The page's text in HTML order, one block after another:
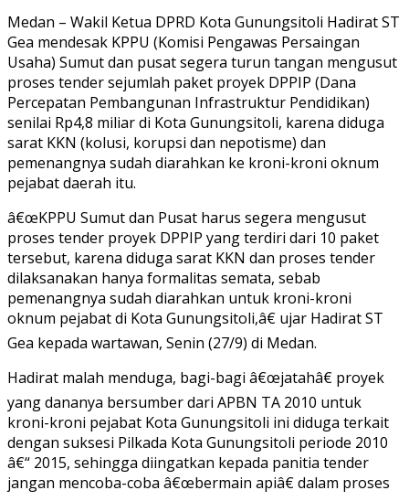
Proses
Tender
Proyek
DPPIP
Rp4,8
M
Sarat
KKN
Medan – Wakil Ketua DPRD Kota Gunungsitoli Hadirat ST
Gea mendesak KPPU (Komisi Pengawas Persaingan
Usaha) Sumut dan pusat segera turun tangan mengusut
proses tender sejumlah paket proyek DPPIP (Dana
Percepatan Pembangunan Infrastruktur Pendidikan)
senilai Rp4,8 miliar di Kota Gunungsitoli, karena diduga
sarat KKN (kolusi, korupsi dan nepotisme) dan
pemenangnya sudah diarahkan ke kroni-kroni oknum
pejabat daerah itu.
â€œKPPU Sumut dan Pusat harus segera mengusut
proses tender proyek DPPIP yang terdiri dari 10 paket
tersebut, karena diduga sarat KKN dan proses tender
dilaksanakan hanya formalitas semata, sebab
pemenangnya sudah diarahkan untuk kroni-kroni
oknum pejabat di Kota Gunungsitoli,â€ ujar Hadirat ST
Gea kepada wartawan, Senin (27/9) di Medan.
Hadirat malah menduga, bagi-bagi â€œjatahâ€ proyek
yang dananya bersumber dari APBN TA 2010 untuk
kroni-kroni pejabat Kota Gunungsitoli ini diduga terkait
dengan suksesi Pilkada Kota Gunungsitoli periode 2010
â€“ 2015, sehingga diingatkan kepada panitia tender
jangan mencoba-coba â€œbermain apiâ€ dalam proses